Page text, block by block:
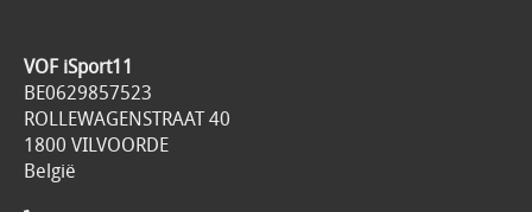
VOF iSport11
BE0629857523
ROLLEWAGENSTRAAT 40
1800 VILVOORDE
België